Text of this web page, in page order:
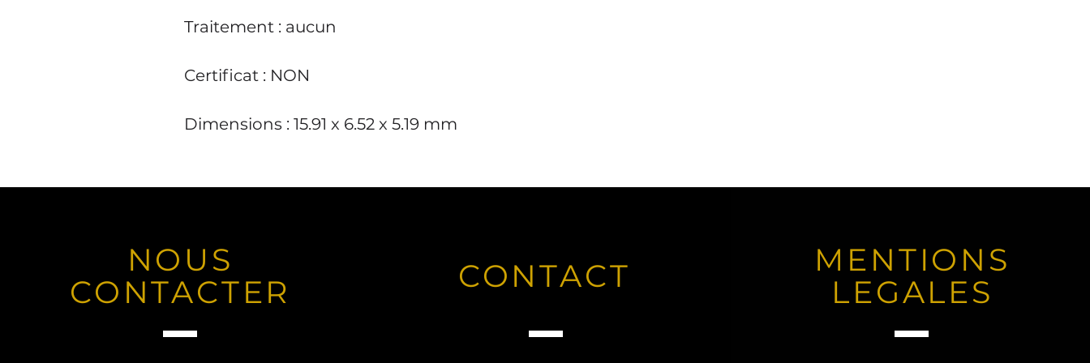
Traitement : aucun
Certificat : NON
Dimensions : 15.91 x 6.52 x 5.19 mm
NOUS
CONTACTER
CONTACT
MENTIONS
LEGALES